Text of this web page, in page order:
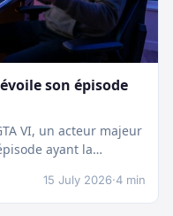
son épisode
VI, un acteur majeur
ayant la…
15 July 2026·4 min